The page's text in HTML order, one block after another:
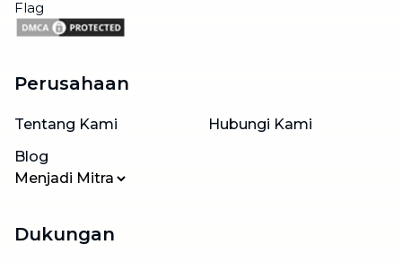
Perusahaan
Tentang Kami
Hubungi Kami
Blog
Menjadi Mitra
Dukungan